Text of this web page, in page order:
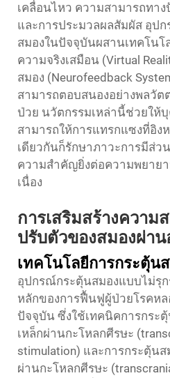
เคลื่อนไหว ความสามารถทา
และการประมวลผลสัมผัส อุป
สมองในปัจจุบันผสานเทคโน
ความจริงเสมือน (Virtual
สมอง (Neurofeedback
สามารถตอบสนองอย่างพลวั
ป่วย นวัตกรรมเหล่านี้ช่วยให้
สามารถให้การแทรกแซงที่อิง
เดียวกันก็รักษาภาวะการมีส่ว
ความสำคัญยิ่งต่อความพยาย
เนื่อง
การเสริมสร้างความ
ปรับตัวของสมองผ่า
เทคโนโลยีการกระตุ้น
อุปกรณ์กระตุ้นสมองแบบไม่รุ
หลักของการฟื้นฟูผู้ป่วยโรคหล
ปัจจุบัน ซึ่งใช้เทคนิคการกระ
เหล็กผ่านกะโหลกศีรษะ
stimulation) และการกระตุ้น
ผ่านกะโหลกศีรษะ